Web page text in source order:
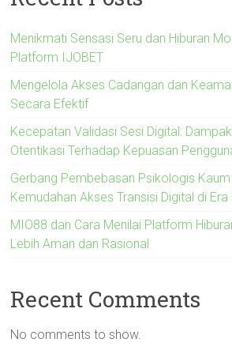
Menikmati Sensasi Seru dan Hiburan
Platform IJOBET
Mengelola Akses Cadangan dan
Secara Efektif
Kecepatan Validasi Sesi Digital:
Otentikasi Terhadap Kepuasan
Gerbang Pembebasan Psikologis
Kemudahan Akses Transisi Digital di
MIO88 dan Cara Menilai Platform
Lebih Aman dan Rasional
Recent Comments
No comments to show.